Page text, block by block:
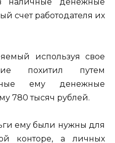
счет работодателя их
используя свое
похитил путем
ему денежные
780 тысяч рублей.
ему были нужны для
конторе, а личных